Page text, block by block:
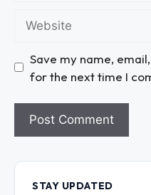
Save my name,
for the next time I
STAY UPDATED